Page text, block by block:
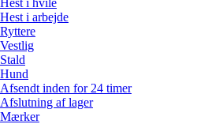
Hest i arbejde
Ryttere
Vestlig
Stald
Hund
Afsendt inden for 24 timer
Afslutning af lager
Mærker